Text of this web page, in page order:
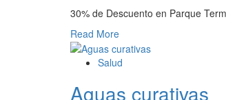
30% de Descuento en Parque
Read More
Salud
Aguas curativas